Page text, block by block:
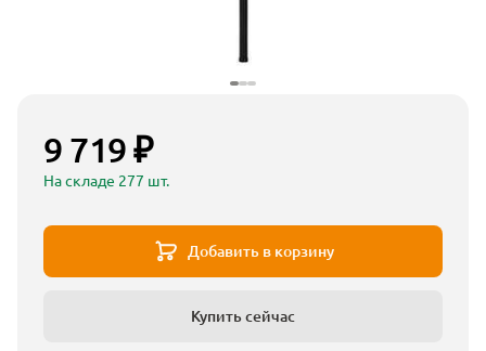
9 719 ₽
На складе 277 шт.
Добавить в корзину
Купить сейчас